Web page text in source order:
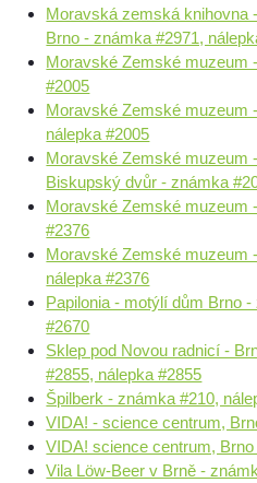
Moravská zemská knihovna
Brno - známka #2971,
Moravské Zemské muzeum
#2005
Moravské Zemské muzeum
nálepka #2005
Moravské Zemské muzeum
Biskupský dvůr - známka
Moravské Zemské muzeum
#2376
Moravské Zemské muzeum
nálepka #2376
Papilonia - motýlí dům Brno
#2670
Sklep pod Novou radnicí -
#2855, nálepka #2855
Špilberk - známka #210,
VIDA! - science centrum,
VIDA! science centrum,
Vila Löw-Beer v Brně -